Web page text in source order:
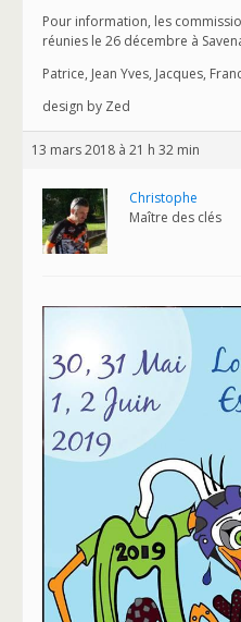
Pour information, les
réunies le 26 décembre à
Patrice, Jean Yves, Jacques,
design by Zed
13 mars 2018 à 21 h 32 min
Christophe
Maître des clés